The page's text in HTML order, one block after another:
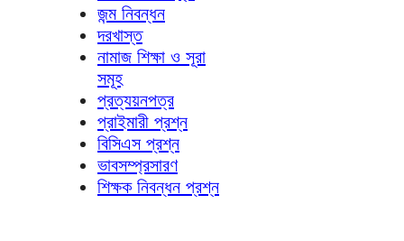
জন্ম নিবন্ধন
দরখাস্ত
নামাজ শিক্ষা ও সূরা
সমূহ
প্রত্যয়নপত্র
প্রাইমারী প্রশ্ন
বিসিএস প্রশ্ন
ভাবসম্প্রসারণ
শিক্ষক নিবন্ধন প্রশ্ন